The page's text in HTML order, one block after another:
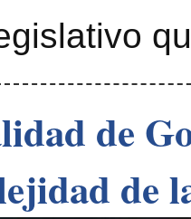
de
de